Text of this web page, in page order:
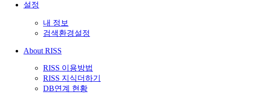
설정
내 정보
검색환경설정
About RISS
RISS 이용방법
RISS 지식더하기
DB연계 현황